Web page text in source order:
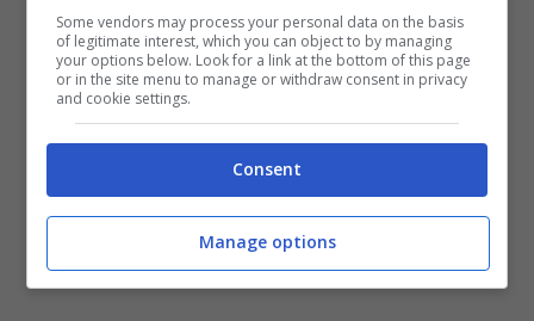
Some vendors may process your personal data on the basis
of legitimate interest, which you can object to by managing
your options below. Look for a link at the bottom of this page
or in the site menu to manage or withdraw consent in privacy
and cookie settings.
Consent
Manage options